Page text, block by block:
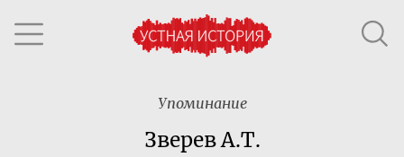
Упоминание
Зверев А.Т.